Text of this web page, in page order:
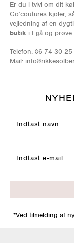
Er du i tvivl om dit
Co’coutures kjoler,
vejledning af en
butik i Egå og
Telefon: 86 74 30 25
Mail:
*Ved tilmelding af